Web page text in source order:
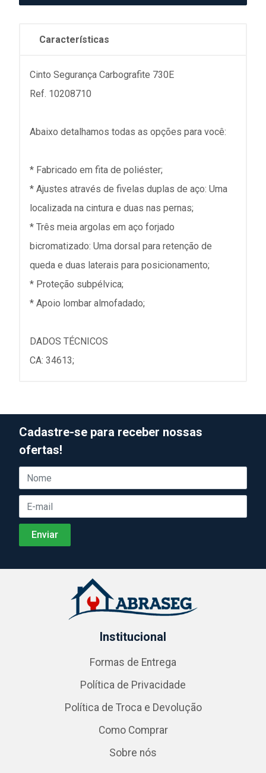
Características
Cinto Segurança Carbografite 730E
Ref. 10208710
Abaixo detalhamos todas as opções para você:
* Fabricado em fita de poliéster;
* Ajustes através de fivelas duplas de aço: Uma
localizada na cintura e duas nas pernas;
* Três meia argolas em aço forjado
bicromatizado: Uma dorsal para retenção de
queda e duas laterais para posicionamento;
* Proteção subpélvica;
* Apoio lombar almofadado;
DADOS TÉCNICOS
CA: 34613;
Cadastre-se para receber nossas
ofertas!
Institucional
Formas de Entrega
Política de Privacidade
Política de Troca e Devolução
Como Comprar
Sobre nós